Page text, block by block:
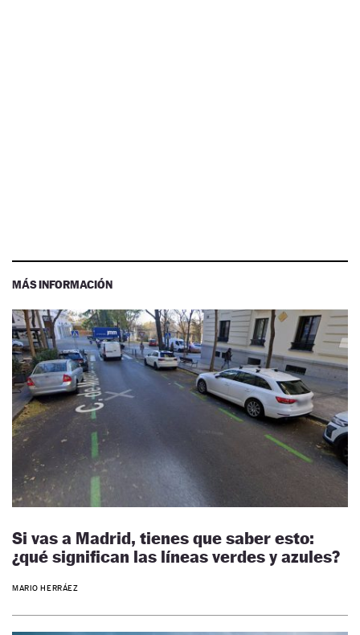
MÁS INFORMACIÓN
Si vas a Madrid, tienes que saber esto:
¿qué significan las líneas verdes y azules?
MARIO HERRÁEZ